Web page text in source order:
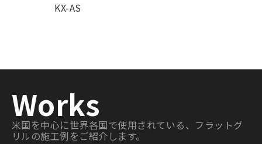
KX-AS
Works
米国を中心に世界各国で使用されている、フラットグ
リルの施工例をご紹介します。